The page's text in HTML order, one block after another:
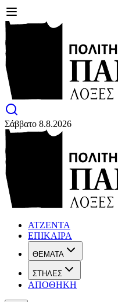
Σάββατο 8.8.2026
ΑΤΖΕΝΤΑ
ΕΠΙΚΑΙΡΑ
ΘΕΜΑΤΑ
ΣΤΗΛΕΣ
ΑΠΟΘΗΚΗ